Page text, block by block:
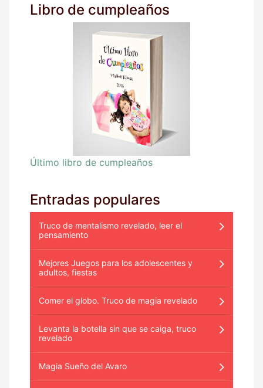
Libro de cumpleaños
Último libro de cumpleaños
Entradas populares
Truco de mentalismo revelado, leer el
pensamiento
Mejores Juegos para los adolescentes y
adultos, fiestas
Comer el globo. Truco de magia revelado
Levanta la botella sin que se caiga, truco
revelado
Magia Sueño del Avaro